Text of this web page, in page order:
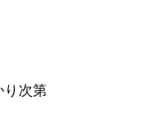
り次第